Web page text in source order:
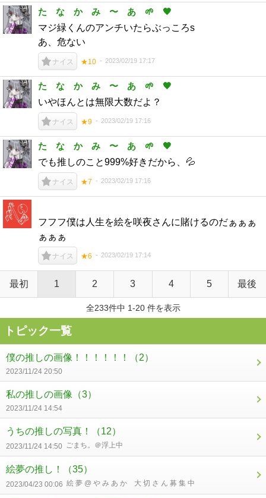
た な か み 〜 あ 🌱 🖤
マジ緑くんのアンチいたらぶっころs
あ、危ない
ナイス ★10 2023/02/19 17:17
た な か み 〜 あ 🌱 🖤
いやほんとは無限大数だよ？
ナイス ★9 2023/02/19 17:16
た な か み 〜 あ 🌱 🖤
でも推しのこと999%好きだから、💦
ナイス ★7 2023/02/19 17:16
フフフ僕は人生を絵を咲夜さんに賭けるのだぁぁぁ
ぁぁぁ
ナイス ★6 2023/02/19 17:14
最初 1 2 3 4 5 最後
全233件中 1-20 件を表示
トピック一覧
僕の推しの画像！！！！！！ （2）
2023/11/24 20:50
私の推しの画像 （3）
2023/11/24 14:54
うちの推しの写真！ （12）
2023/11/24 14:50 ごまち。＠浮上中
絵夢の推し！ （35）
2023/04/23 00:06 絵 夢 @ や み あ か 大 切 さ ん 募 集 中